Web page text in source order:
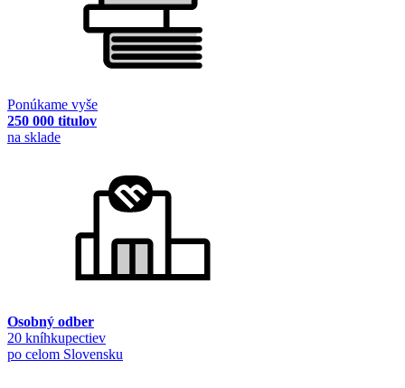
Ponúkame vyše
250 000 titulov
na sklade
Osobný odber
20 kníhkupectiev
po celom Slovensku